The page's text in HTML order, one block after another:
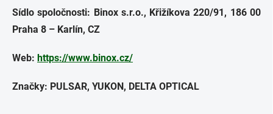
Sídlo spoločnosti: Binox s.r.o., Křižíkova 220/91, 186 00
Praha 8 – Karlín, CZ
Web: https://www.binox.cz/
Značky: PULSAR, YUKON, DELTA OPTICAL